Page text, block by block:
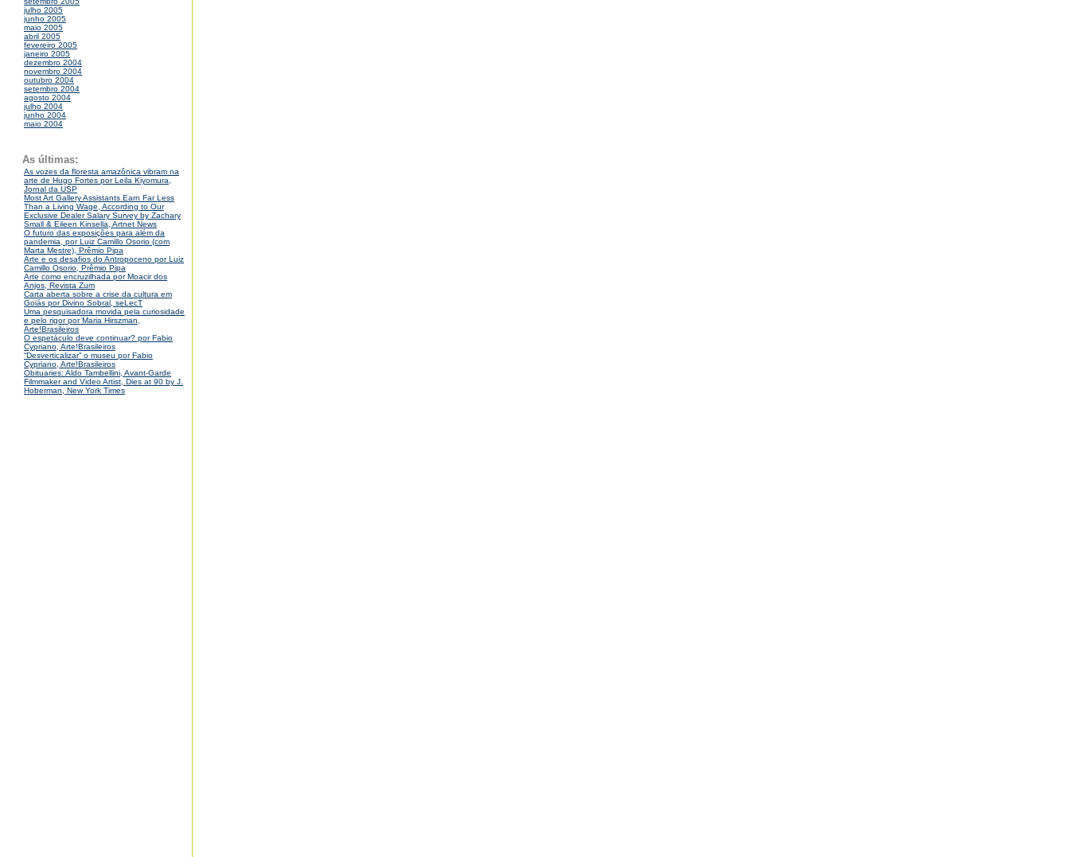
julho 2005
junho 2005
maio 2005
abril 2005
fevereiro 2005
janeiro 2005
dezembro 2004
novembro 2004
outubro 2004
setembro 2004
agosto 2004
julho 2004
junho 2004
maio 2004
As últimas:
As vozes da floresta amazônica vibram na
arte de Hugo Fortes por Leila Kiyomura,
Jornal da USP
Most Art Gallery Assistants Earn Far Less
Than a Living Wage, According to Our
Exclusive Dealer Salary Survey by Zachary
Small & Eileen Kinsella, Artnet News
O futuro das exposições para além da
pandemia, por Luiz Camillo Osorio (com
Marta Mestre), Prêmio Pipa
Arte e os desafios do Antropoceno por Luiz
Camillo Osorio, Prêmio Pipa
Arte como encruzilhada por Moacir dos
Anjos, Revista Zum
Carta aberta sobre a crise da cultura em
Goiás por Divino Sobral, seLecT
Uma pesquisadora movida pela curiosidade
e pelo rigor por Maria Hirszman,
Arte!Brasileiros
O espetáculo deve continuar? por Fabio
Cypriano, Arte!Brasileiros
“Desverticalizar” o museu por Fabio
Cypriano, Arte!Brasileiros
Obituaries: Aldo Tambellini, Avant-Garde
Filmmaker and Video Artist, Dies at 90 by J.
Hoberman, New York Times